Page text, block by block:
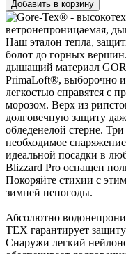
Наш эталон тепла,
болот до горных
дышащий материал
PrimaLoft®, выборочно
легкостью справятся с
морозом. Верх из
долговечную защиту
обледенелой стерне.
необходимое
идеальной посадки в
Blizzard Pro оснащен
Покоряйте стихии с
зимней непогоды.
Абсолютно
TEX гарантирует
Снаружи легкий